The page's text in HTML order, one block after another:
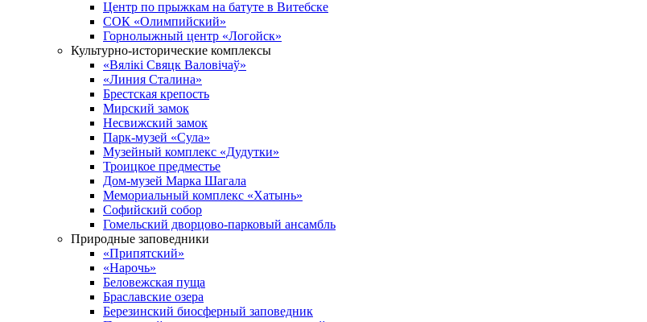
Центр по прыжкам на батуте в Витебске
СОК «Олимпийский»
Горнолыжный центр «Логойск»
Культурно-исторические комплексы
«Вялікі Свяцк Валовічаў»
«Линия Сталина»
Брестская крепость
Мирский замок
Несвижский замок
Парк-музей «Сула»
Музейный комплекс «Дудутки»
Троицкое предместье
Дом-музей Марка Шагала
Мемориальный комплекс «Хатынь»
Софийский собор
Гомельский дворцово-парковый ансамбль
Природные заповедники
«Припятский»
«Нарочь»
Беловежская пуща
Браславские озера
Березинский биосферный заповедник